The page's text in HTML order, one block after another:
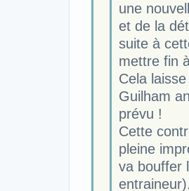
une
et de la
suite à
mettre fin
Cela
Guilham
prévu !
Cette
pleine
va bouffer